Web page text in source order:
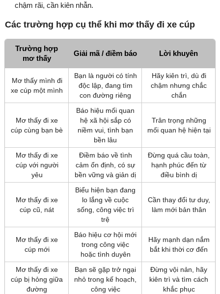
chậm rãi, cần kiên nhẫn.
Các trường hợp cụ thể khi mơ thấy đi xe cúp
Trường hợp
mơ thấy
Giải mã / điềm báo Lời khuyên
Mơ thấy mình đi
xe cúp một mình
Bạn là người có tính
độc lập, đang tìm
con đường riêng
Hãy kiên trì, dù đi
chậm nhưng chắc
chắn
Mơ thấy đi xe
cúp cùng bạn bè
Báo hiệu mối quan
hệ xã hội sắp có
niềm vui, tình bạn
bền lâu
Trân trọng những
mối quan hệ hiện tại
Mơ thấy đi xe
cúp với người
yêu
Điềm báo về tình
cảm ổn định, có sự
bền vững và giản dị
Đừng quá cầu toàn,
hạnh phúc đến từ
điều bình dị
Mơ thấy đi xe
cúp cũ, nát
Biểu hiện bạn đang
lo lắng về cuộc
sống, công việc trì
trệ
Cần thay đổi tư duy,
làm mới bản thân
Mơ thấy đi xe
cúp mới
Báo hiệu cơ hội mới
trong công việc
hoặc tình duyên
Hãy mạnh dạn nắm
bắt khi thời cơ đến
Mơ thấy đi xe
cúp bị hỏng giữa
đường
Bạn sẽ gặp trở ngại
nhỏ trong kế hoạch,
công việc
Đừng vội nản, hãy
kiên trì và tìm cách
khắc phục